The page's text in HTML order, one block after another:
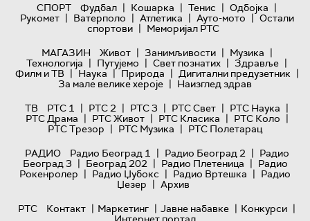
СПОРТ
Фудбал | Кошарка | Тенис | Одбојка |
Рукомет | Ватерполо | Атлетика | Ауто-мото | Остали
спортови | Меморијал РТС
МАГАЗИН
Живот | Занимљивости | Музика |
Технологијa | Путујемо | Свет познатих | Здравље |
Филм и ТВ | Наука | Природа | Дигитални предузетник |
За мале велике хероје | Наизглед здрав
ТВ
РТС 1 | РТС 2 | РТС 3 | РТС Свет | РТС Наука |
РТС Драма | РТС Живот | РТС Класика | РТС Коло |
РТС Трезор | РТС Музика | РТС Полетарац
РАДИО
Радио Београд 1 | Радио Београд 2 | Радио
Београд 3 | Београд 202 | Радио Плетеница | Радио
Рокенролер | Радио Џубокс | Радио Вртешка | Радио
Џезер | Архив
РТС
Контакт | Маркетинг | Јавне набавке | Конкурси |